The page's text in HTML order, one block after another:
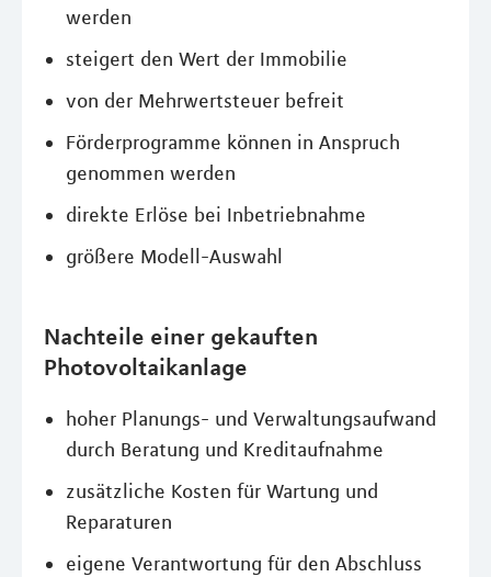
werden
steigert den Wert der Immobilie
von der Mehrwertsteuer befreit
Förderprogramme können in Anspruch
genommen werden
direkte Erlöse bei Inbetriebnahme
größere Modell-Auswahl
Nachteile einer gekauften
Photovoltaikanlage
hoher Planungs- und Verwaltungsaufwand
durch Beratung und Kreditaufnahme
zusätzliche Kosten für Wartung und
Reparaturen
eigene Verantwortung für den Abschluss